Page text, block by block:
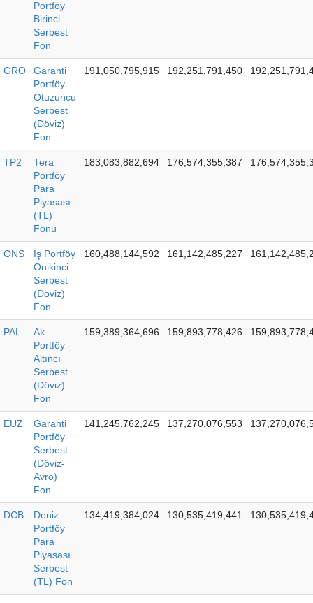
Portföy
Birinci
Serbest
Fon
GRO
Garanti
Portföy
Otuzuncu
Serbest
(Döviz)
Fon
191,050,795,915 192,251,791,450
TP2
Tera
Portföy
Para
Piyasası
(TL)
Fonu
183,083,882,694 176,574,355,387
ONS
İş Portföy
Onikinci
Serbest
(Döviz)
Fon
160,488,144,592 161,142,485,227
PAL
Ak
Portföy
Altıncı
Serbest
(Döviz)
Fon
159,389,364,696 159,893,778,426
EUZ
Garanti
Portföy
Serbest
(Döviz-
Avro)
Fon
141,245,762,245 137,270,076,553
DCB
Deniz
Portföy
Para
Piyasası
Serbest
(TL) Fon
134,419,384,024 130,535,419,441